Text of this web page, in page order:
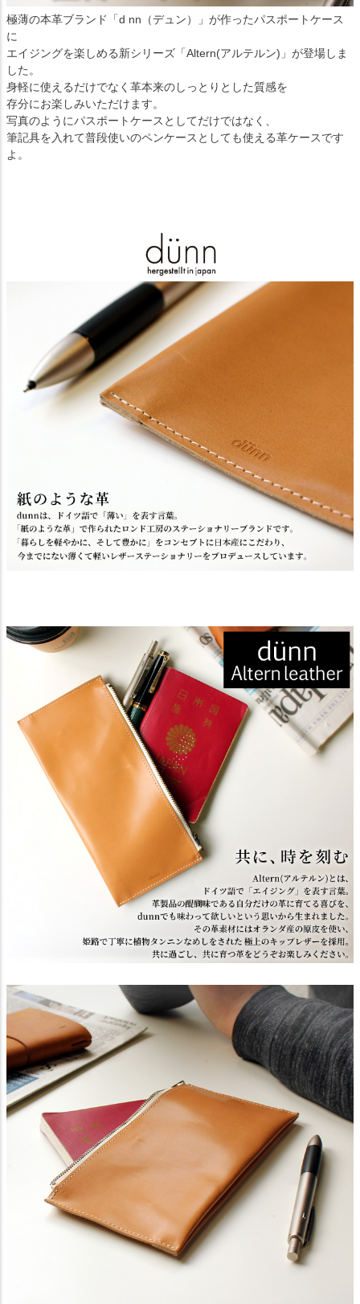
極薄の本革ブランド「d nn（デュン）」が作ったパスポートケース
に
エイジングを楽しめる新シリーズ「Altern(アルテルン)」が登場しま
した。
身軽に使えるだけでなく革本来のしっとりとした質感を
存分にお楽しみいただけます。
写真のようにパスポートケースとしてだけではなく、
筆記具を入れて普段使いのペンケースとしても使える革ケースです
よ。